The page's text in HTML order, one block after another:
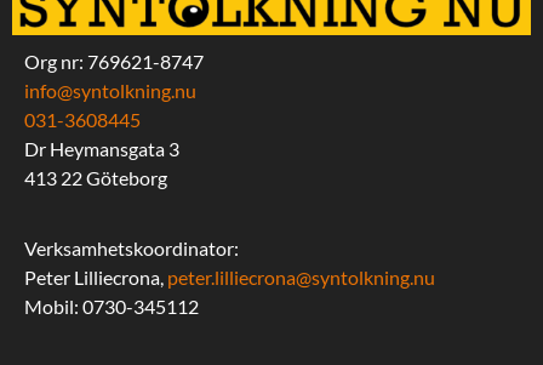
Org nr: 769621-8747
info@syntolkning.nu
031-3608445
Dr Heymansgata 3
413 22 Göteborg
Verksamhetskoordinator:
Peter Lilliecrona, peter.lilliecrona@syntolkning.nu
Mobil: 0730-345112